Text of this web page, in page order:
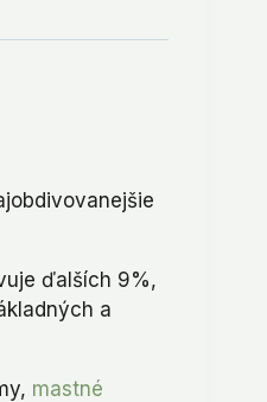
ďalších 9%,
a
mastné